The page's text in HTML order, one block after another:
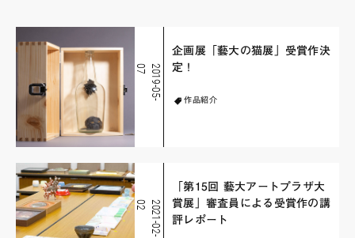
2
0
1
9
-
0
5
-
0
7
企画展「藝大の猫展」受賞作決
定！
作品紹介
2
0
2
1
-
0
2
-
0
2
「第15回 藝大アートプラザ大
賞展」審査員による受賞作の講
評レポート